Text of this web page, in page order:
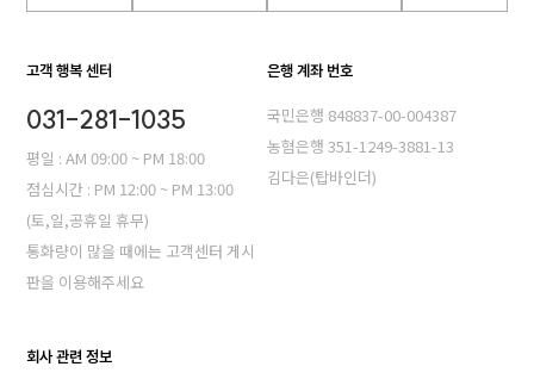
고객 행복 센터
031-281-1035
평일 : AM 09:00 ~ PM 18:00
점심시간 : PM 12:00 ~ PM 13:00
(토,일,공휴일 휴무)
통화량이 많을 때에는 고객센터 게시
판을 이용해주세요
은행 계좌 번호
국민은행 848837-00-004387
농혐은행 351-1249-3881-13
김다은(탑바인더)
회사 관련 정보